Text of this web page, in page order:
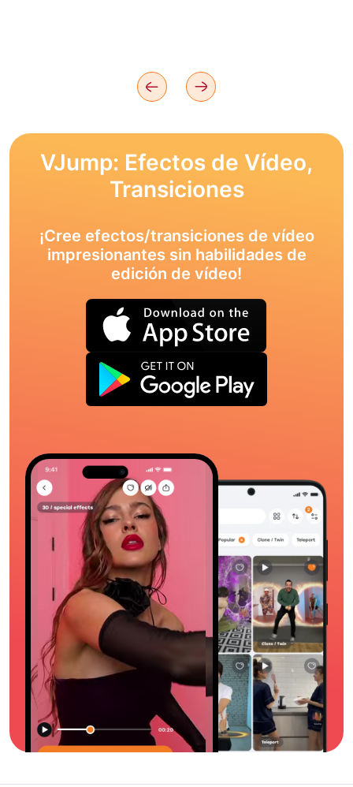
VJump: Efectos de Vídeo,
Transiciones
¡Cree efectos/transiciones de vídeo
impresionantes sin habilidades de
edición de vídeo!